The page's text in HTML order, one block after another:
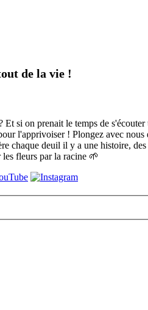
de la vie !
si on prenait le temps de
l'apprivoiser ! Plongez avec
deuil il y a une histoire,
fleurs par la racine 🌱